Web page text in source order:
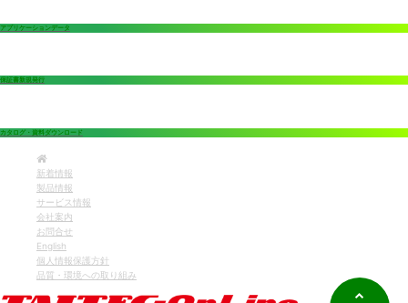
アプリケーションデータ
保証書新規発行
カタログ・資料ダウンロード
新着情報
製品情報
サービス情報
会社案内
お問合せ
English
個人情報保護方針
品質・環境への取り組み